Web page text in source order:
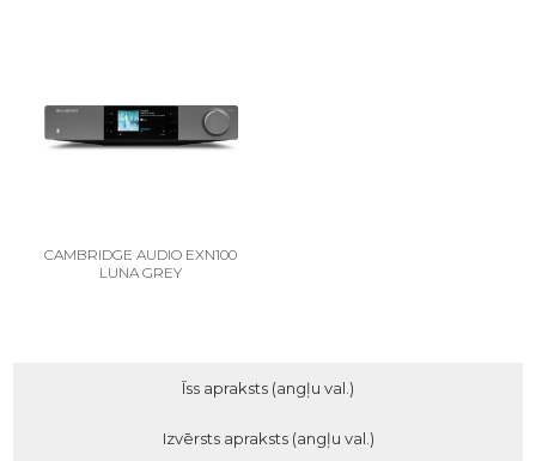
CAMBRIDGE AUDIO EXN100
LUNA GREY
Īss apraksts (angļu val.)
Izvērsts apraksts (angļu val.)